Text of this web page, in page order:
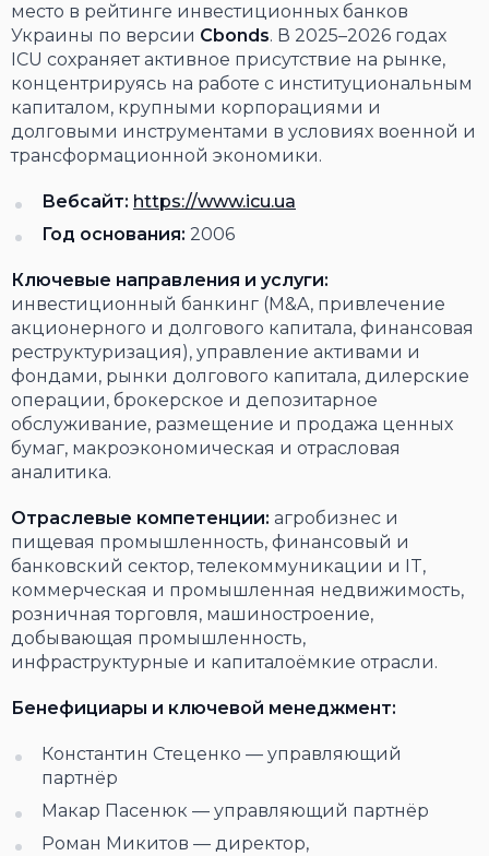
место в рейтинге инвестиционных банков
Украины по версии Cbonds. В 2025–2026 годах
ICU сохраняет активное присутствие на рынке,
концентрируясь на работе с институциональным
капиталом, крупными корпорациями и
долговыми инструментами в условиях военной и
трансформационной экономики.
Вебсайт: https://www.icu.ua
Год основания: 2006
Ключевые направления и услуги:
инвестиционный банкинг (M&A, привлечение
акционерного и долгового капитала, финансовая
реструктуризация), управление активами и
фондами, рынки долгового капитала, дилерские
операции, брокерское и депозитарное
обслуживание, размещение и продажа ценных
бумаг, макроэкономическая и отрасловая
аналитика.
Отраслевые компетенции: агробизнес и
пищевая промышленность, финансовый и
банковский сектор, телекоммуникации и IT,
коммерческая и промышленная недвижимость,
розничная торговля, машиностроение,
добывающая промышленность,
инфраструктурные и капиталоёмкие отрасли.
Бенефициары и ключевой менеджмент:
Константин Стеценко — управляющий
партнёр
Макар Пасенюк — управляющий партнёр
Роман Микитов — директор,